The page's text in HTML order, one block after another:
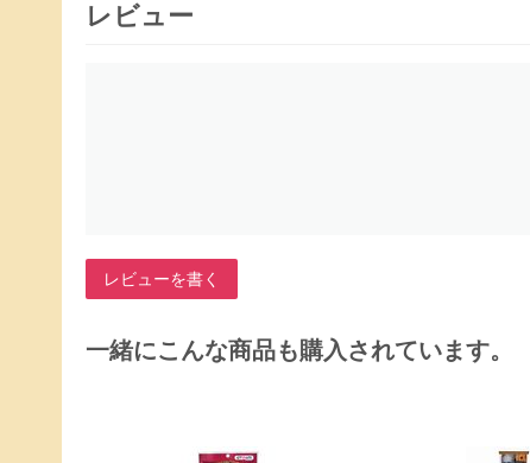
レビュー
レビューを書く
一緒にこんな商品も購入されています。